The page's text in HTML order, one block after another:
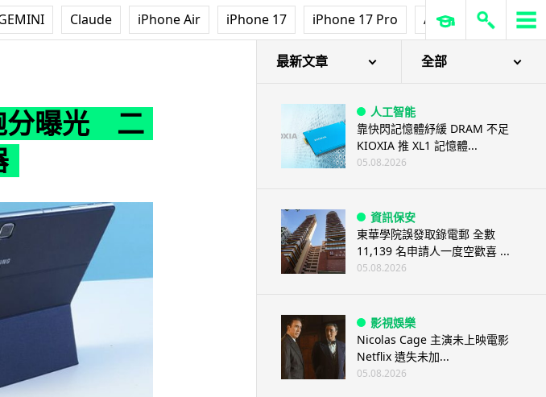
Claude iPhone Air iPhone 17 iPhone 17 Pro AirPods Pro 3
分曝光 二
最新文章 全部
人工智能
靠快閃記憶體紓緩 DRAM 不足
KIOXIA 推 XL1 記憶體...
05.08.2026
資訊保安
東華學院誤發取錄電郵 全數
11,139 名申請人一度空歡喜 ...
05.08.2026
影視娛樂
Nicolas Cage 主演未上映電影
Netflix 遺失未加...
05.08.2026